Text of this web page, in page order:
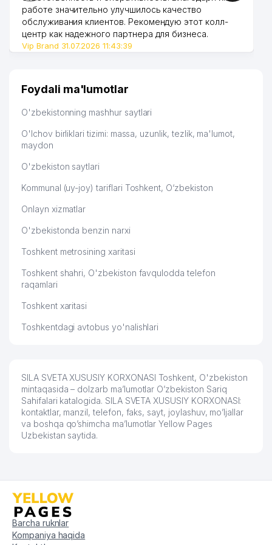
49 EUROPA EXCLUSIVE GROUP MChJ 542 м
50
INVEST ADVANCE XUSUSIY
545 м
53 JENSHEN-TEHNOFARM MChJ 564 м
54
56
MChJ
57 SHARNOD MChJ
58
MEHRIBONLIK KEKSALARGA SOSIAL
YORDAMLASHTIRISH JAMIYATI
(YUNUSOBOD BO'LIMI)
572 м
59 BRIZ-VAM MChJ IChTK
60 KOMANDOR STAR MChJ
62
DENTAL-TECHNOLOGY SERVICE
MChJ
590 м
63
IBADULLAYEV X.R. YAKKA
TARTIBDAGI TADBIRKOR
590 м
66 OPTIK MChJ
67 SAMDI ORIGINAL SERVIS MChJ
68 ANVAR FARM SERVIS MChJ
работе значительно улучшилось качество
обслуживания клиентов. Рекомендую этот колл-
центр как надежного партнера для бизнеса.
Vip Brand 31.07.2026 11:43:39
Foydali ma'lumotlar
O'zbekistonning mashhur saytlari
O'lchov birliklari tizimi: massa, uzunlik, tezlik, ma'lumot,
maydon
O'zbekiston saytlari
Kommunal (uy-joy) tariflari Toshkent, O‘zbekiston
Onlayn xizmatlar
O'zbekistonda benzin narxi
Toshkent metrosining xaritasi
Toshkent shahri, O'zbekiston favqulodda telefon
raqamlari
Toshkent xaritasi
Toshkentdagi avtobus yo'nalishlari
SILA SVETA XUSUSIY KORXONASI Toshkent, O'zbekiston
mintaqasida – dolzarb ma’lumotlar O’zbekiston Sariq
Sahifalari katalogida. SILA SVETA XUSUSIY KORXONASI:
kontaktlar, manzil, telefon, faks, sayt, joylashuv, mo’ljallar
va boshqa qo’shimcha ma’lumotlar Yellow Pages
Uzbekistan saytida.
Barcha ruknlar
Kompaniya haqida